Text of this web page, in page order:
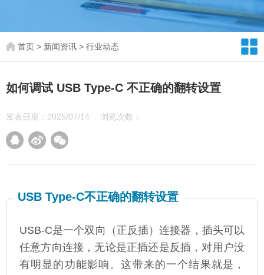
首页 > 新闻资讯 > 行业动态
如何调试 USB Type-C 不正确的翻转设置
发表日期：2025/07/14 浏览次数：
USB Type-C不正确的翻转设置
USB-C是一个双向（正反插）连接器，插头可以
任意方向连接，无论是正插还是反插，对用户没
有明显的功能影响。这带来的一个结果就是，